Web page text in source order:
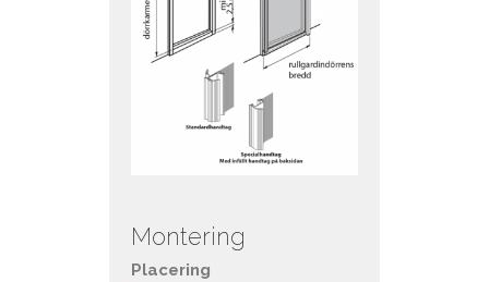
Montering
Placering